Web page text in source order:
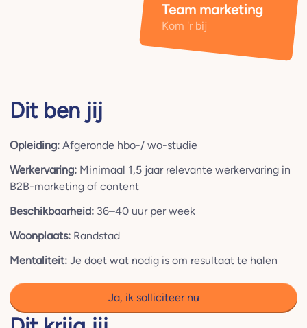
Team marketing
Kom 'r bij
Dit ben jij
Opleiding: Afgeronde hbo-/ wo-studie
Werkervaring: Minimaal 1,5 jaar relevante werkervaring in
B2B-marketing of content
Beschikbaarheid: 36–40 uur per week
Woonplaats: Randstad
Mentaliteit: Je doet wat nodig is om resultaat te halen
Ja, ik solliciteer nu